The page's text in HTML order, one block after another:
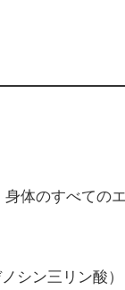
体のすべての
シン三リン酸